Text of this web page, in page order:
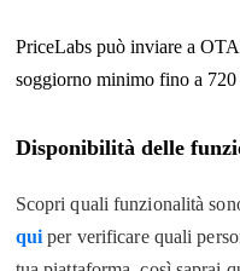
PriceLabs può inviare a
soggiorno minimo fino a
Disponibilità delle
Scopri quali funzionalità
qui per verificare quali